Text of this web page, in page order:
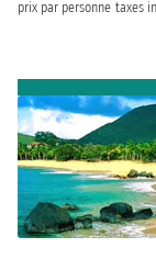
prix par personne taxes